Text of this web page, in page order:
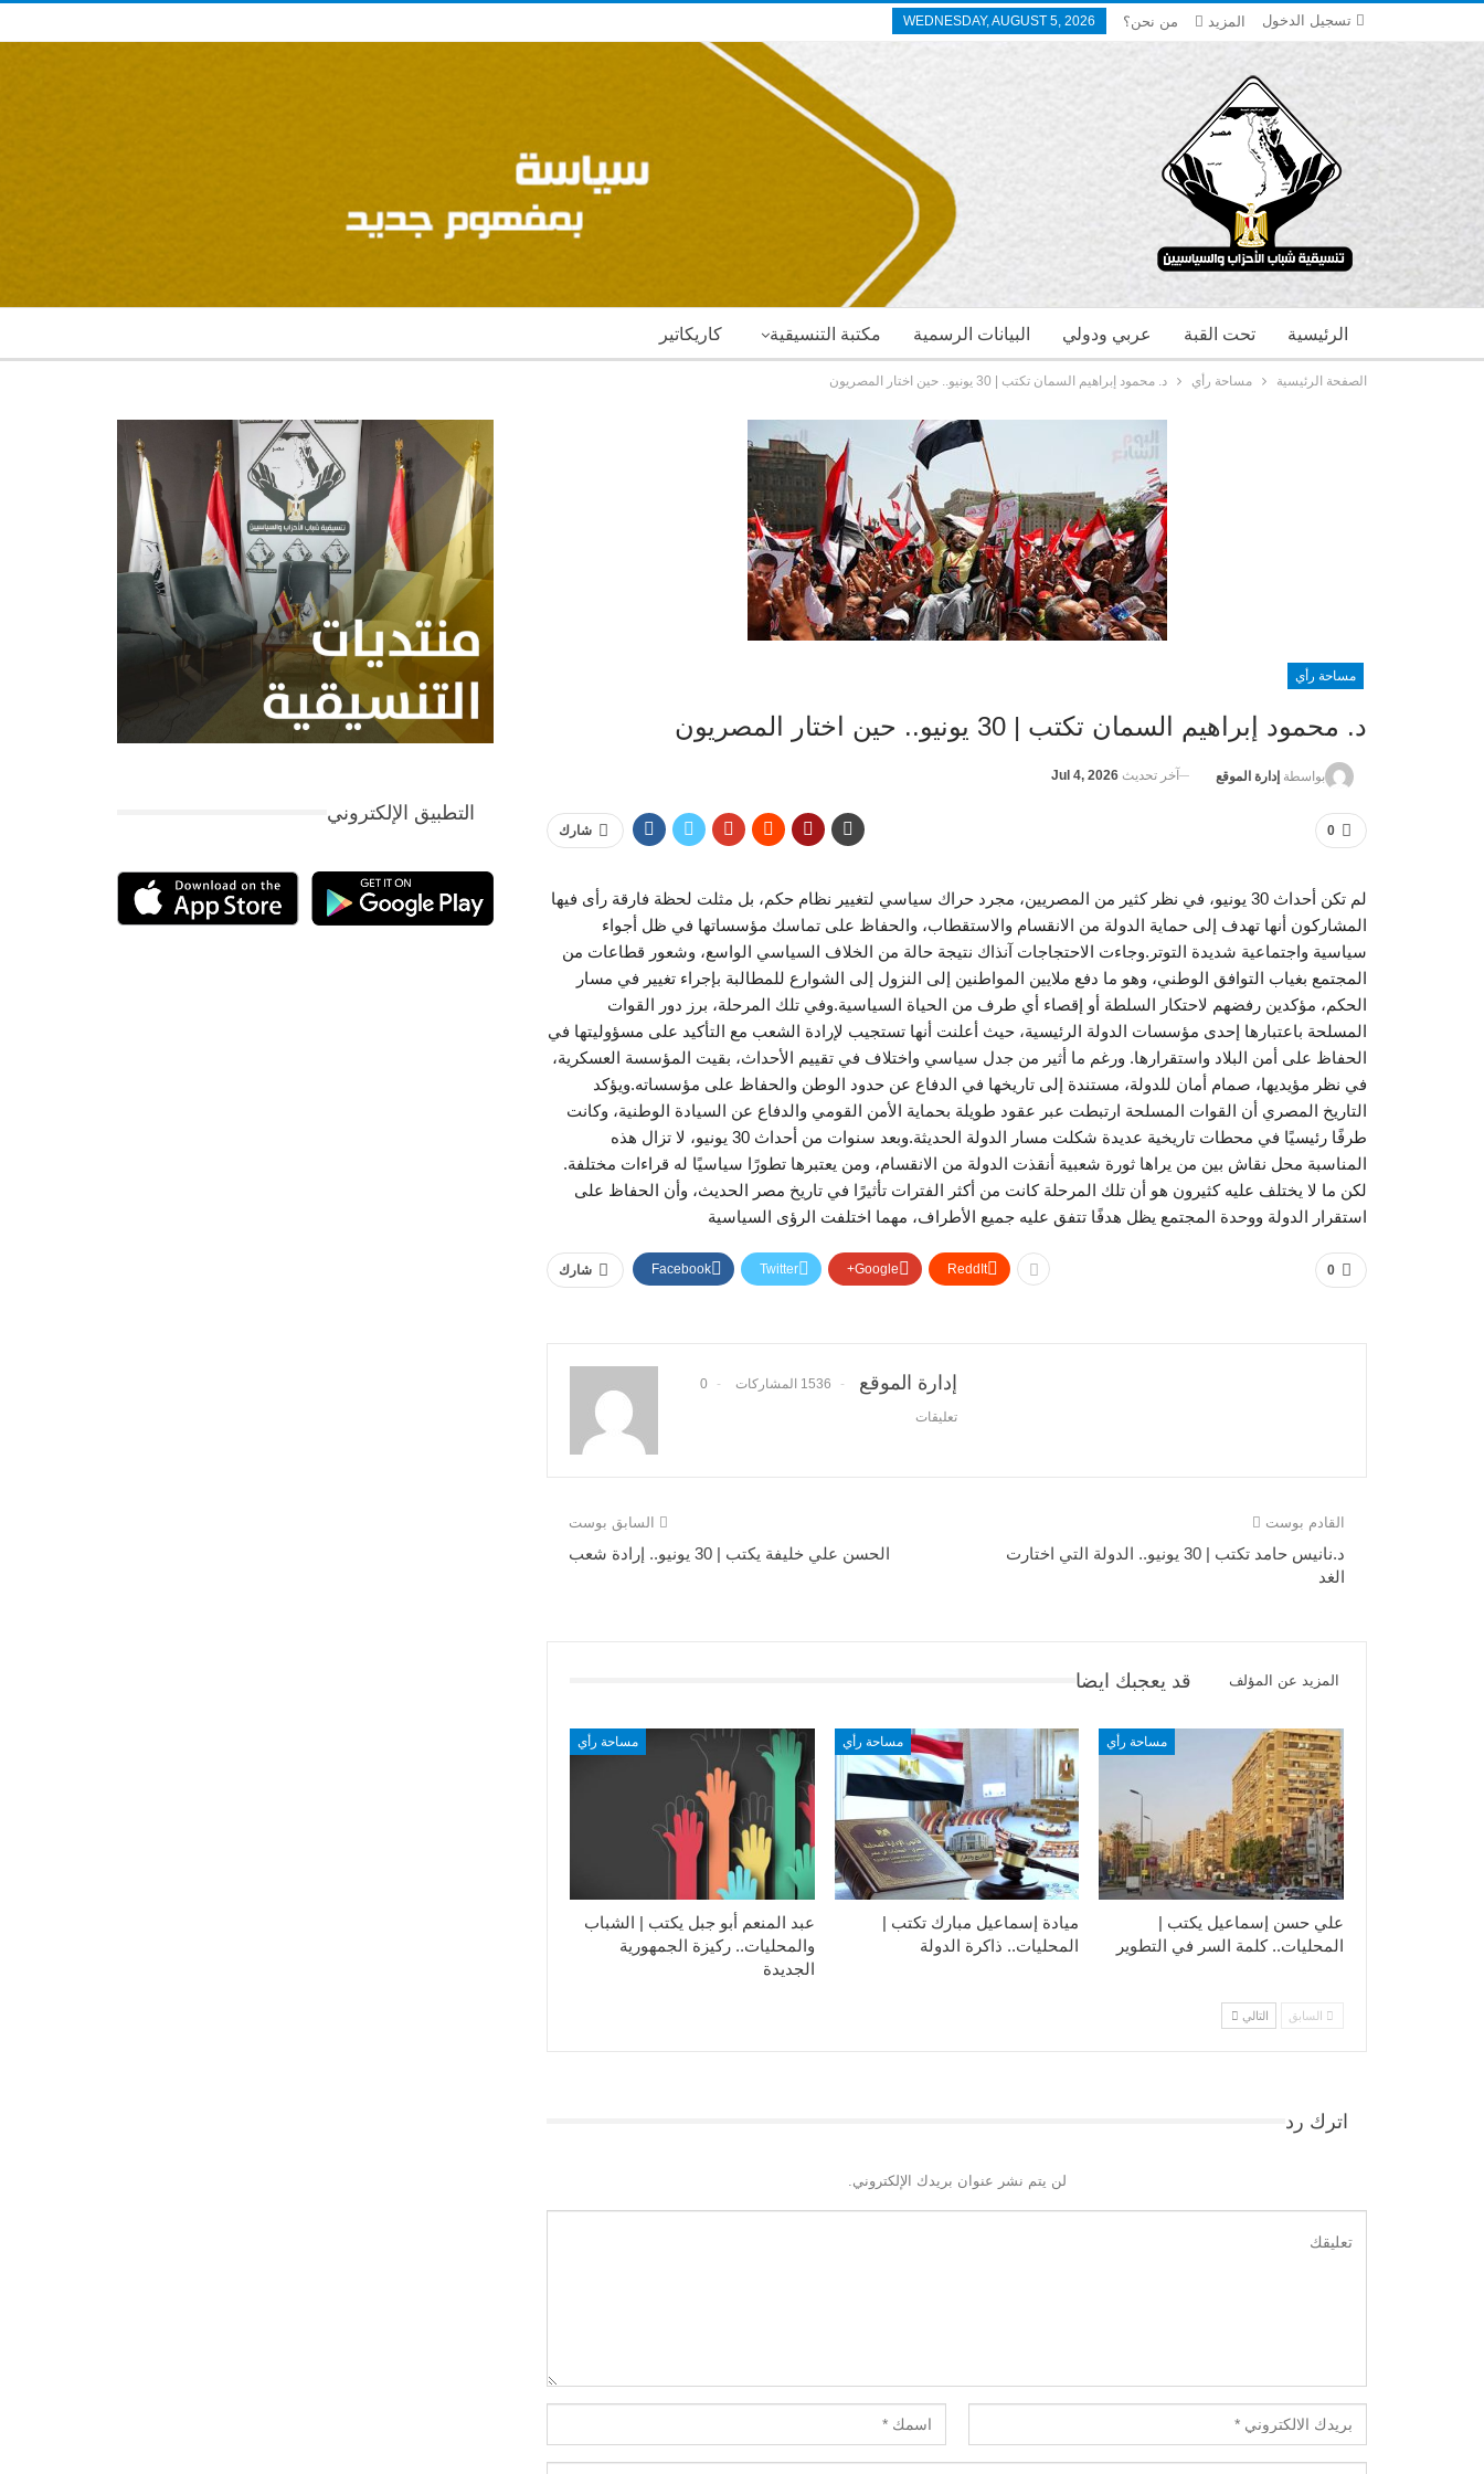
تسجيل الدخول WEDNESDAY, AUGUST 5, 2026 من نحن؟ المزيد
كاريكاتير مكتبة التنسيقية البيانات الرسمية عربي ودولي تحت القبة الرئيسية
الصفحة الرئيسية مساحة رأي د. محمود إبراهيم السمان تكتب | 30 يونيو.. حين اختار المصريون
مساحة رأي
د. محمود إبراهيم السمان تكتب | 30 يونيو.. حين اختار المصريون
بواسطة إدارة الموقع آخر تحديث Jul 4, 2026
0 شارك
لم تكن أحداث 30 يونيو، في نظر كثير من المصريين، مجرد حراك سياسي لتغيير نظام حكم، بل مثلت لحظة فارقة رأى فيها
المشاركون أنها تهدف إلى حماية الدولة من الانقسام والاستقطاب، والحفاظ على تماسك مؤسساتها في ظل أجواء
سياسية واجتماعية شديدة التوتر.وجاءت الاحتجاجات آنذاك نتيجة حالة من الخلاف السياسي الواسع، وشعور قطاعات من
المجتمع بغياب التوافق الوطني، وهو ما دفع ملايين المواطنين إلى النزول إلى الشوارع للمطالبة بإجراء تغيير في مسار
الحكم، مؤكدين رفضهم لاحتكار السلطة أو إقصاء أي طرف من الحياة السياسية.وفي تلك المرحلة، برز دور القوات
المسلحة باعتبارها إحدى مؤسسات الدولة الرئيسية، حيث أعلنت أنها تستجيب لإرادة الشعب مع التأكيد على مسؤوليتها في
الحفاظ على أمن البلاد واستقرارها. ورغم ما أثير من جدل سياسي واختلاف في تقييم الأحداث، بقيت المؤسسة العسكرية،
في نظر مؤيديها، صمام أمان للدولة، مستندة إلى تاريخها في الدفاع عن حدود الوطن والحفاظ على مؤسساته.ويؤكد
التاريخ المصري أن القوات المسلحة ارتبطت عبر عقود طويلة بحماية الأمن القومي والدفاع عن السيادة الوطنية، وكانت
طرفًا رئيسيًا في محطات تاريخية عديدة شكلت مسار الدولة الحديثة.وبعد سنوات من أحداث 30 يونيو، لا تزال هذه
المناسبة محل نقاش بين من يراها ثورة شعبية أنقذت الدولة من الانقسام، ومن يعتبرها تطورًا سياسيًا له قراءات مختلفة.
لكن ما لا يختلف عليه كثيرون هو أن تلك المرحلة كانت من أكثر الفترات تأثيرًا في تاريخ مصر الحديث، وأن الحفاظ على
استقرار الدولة ووحدة المجتمع يظل هدفًا تتفق عليه جميع الأطراف، مهما اختلفت الرؤى السياسية
0 شارك Facebook Twitter Google+ ReddIt
إدارة الموقع 1536 المشاركات 0
تعليقات
السابق بوست
الحسن علي خليفة يكتب | 30 يونيو.. إرادة شعب
القادم بوست
د.نانيس حامد تكتب | 30 يونيو.. الدولة التي اختارت
الغد
قد يعجبك ايضا المزيد عن المؤلف
مساحة رأي
عبد المنعم أبو جبل يكتب | الشباب
والمحليات.. ركيزة الجمهورية
الجديدة
مساحة رأي
ميادة إسماعيل مبارك تكتب |
المحليات.. ذاكرة الدولة
مساحة رأي
علي حسن إسماعيل يكتب |
المحليات.. كلمة السر في التطوير​
السابق التالي
اترك رد
لن يتم نشر عنوان بريدك الإلكتروني.
التطبيق الإلكتروني